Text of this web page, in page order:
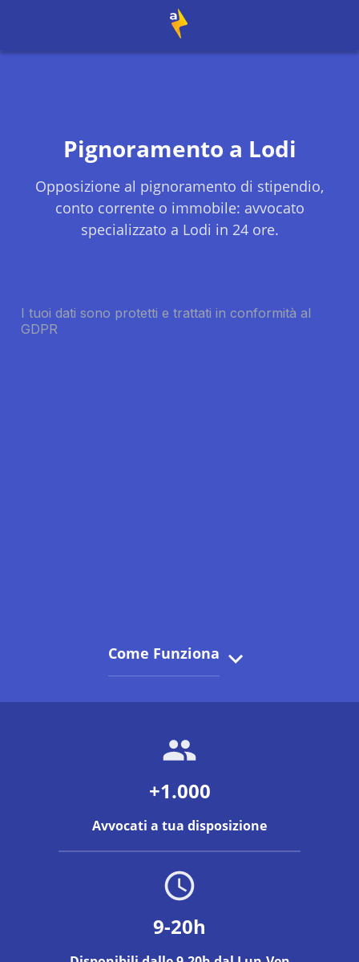
Pignoramento a Lodi
Opposizione al pignoramento di stipendio,
conto corrente o immobile: avvocato
specializzato a Lodi in 24 ore.
Come Funziona
+1.000
Avvocati a tua disposizione
9-20h